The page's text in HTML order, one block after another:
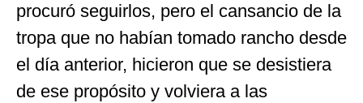
procuró seguirlos, pero el cansancio de la
tropa que no habían tomado rancho desde
el día anterior, hicieron que se desistiera
de ese propósito y volviera a las